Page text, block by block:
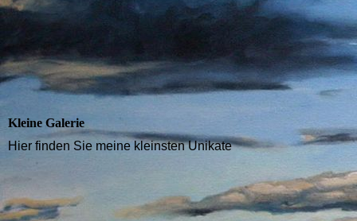
Kleine Galerie
Hier finden Sie meine kleinsten Unikate